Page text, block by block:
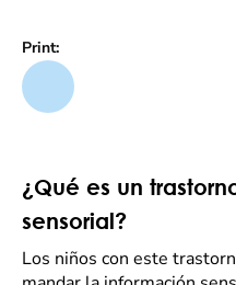
Print:
¿Qué es un
sensorial?
Los niños con este